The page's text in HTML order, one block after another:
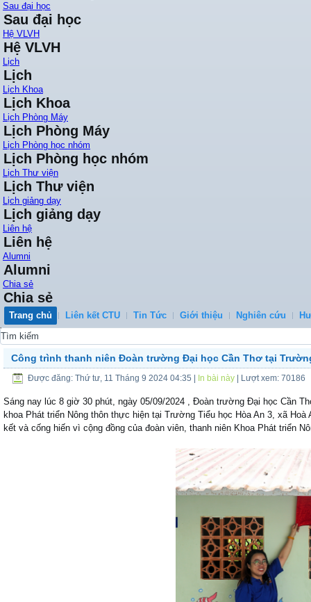
Sau đại học
Sau đại học
Hệ VLVH
Hệ VLVH
Lịch
Lịch
Lịch Khoa
Lịch Khoa
Lịch Phòng Máy
Lịch Phòng Máy
Lịch Phòng học nhóm
Lịch Phòng học nhóm
Lịch Thư viện
Lịch Thư viện
Lịch giảng dạy
Lịch giảng dạy
Liên hệ
Liên hệ
Alumni
Alumni
Chia sẻ
Chia sẻ
Trang chủ Liên kết CTU Tin Tức Giới thiệu Nghiên cứu
0
Công trình thanh niên Đoàn trường Đại học Cần Thơ tại
Được đăng: Thứ tư, 11 Tháng 9 2024 04:35 In bài này | Lượt xem: 70186
Sáng nay lúc 8 giờ 30 phút, ngày 05/09/2024 , Đoàn trường Đại học Cần
khoa Phát triển Nông thôn thực hiện tại Trường Tiểu học Hòa An 3, xã
kết và cống hiến vì cộng đồng của đoàn viên, thanh niên Khoa Phát triển